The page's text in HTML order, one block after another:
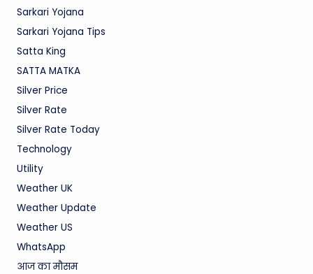
Sarkari Yojana
Sarkari Yojana Tips
Satta King
SATTA MATKA
Silver Price
Silver Rate
Silver Rate Today
Technology
Utility
Weather UK
Weather Update
Weather US
WhatsApp
आज का मौसम